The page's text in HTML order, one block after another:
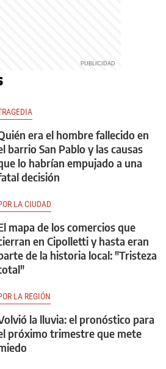
era el hombre fallecido en
barrio San Pablo y las causas
lo habrían empujado a una
decisión
LA CIUDAD
mapa de los comercios que
en Cipolletti y hasta eran
de la historia local: "Tristeza
LA REGIÓN
la lluvia: el pronóstico para
próximo trimestre que mete